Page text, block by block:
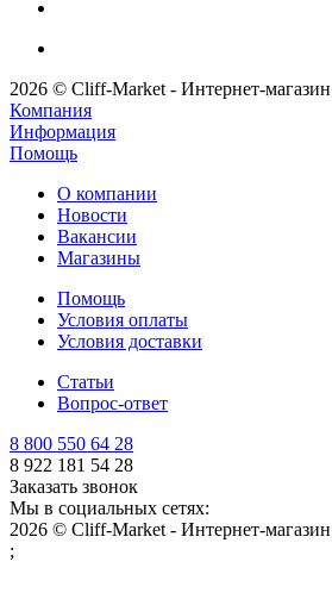
2026 © Cliff-Market - Интернет-
Компания
Информация
Помощь
О компании
Новости
Вакансии
Магазины
Помощь
Условия оплаты
Условия доставки
Статьи
Вопрос-ответ
8 800 550 64 28
8 922 181 54 28
Заказать звонок
Мы в социальных сетях:
2026 © Cliff-Market - Интернет-
;